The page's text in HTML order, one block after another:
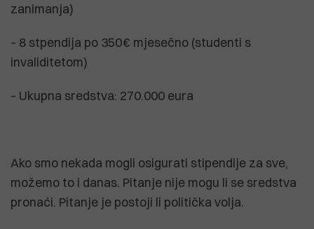
zanimanja)
– 8 stpendija po 350 € mjesečno (studenti s
invaliditetom)
– Ukupna sredstva: 270.000 eura
Ako smo nekada mogli osigurati stipendije za sve,
možemo to i danas. Pitanje nije mogu li se sredstva
pronaći. Pitanje je postoji li politička volja.